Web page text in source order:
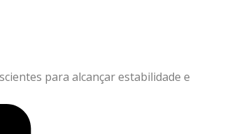
para alcançar estabilidade e